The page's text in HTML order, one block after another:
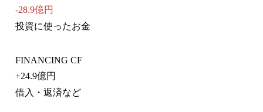
-28.9億円
投資に使ったお金
FINANCING CF
+24.9億円
借入・返済など